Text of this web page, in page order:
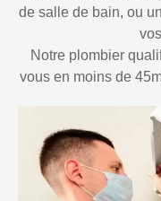
de salle de bain, ou
Notre plombier
vous en moins de